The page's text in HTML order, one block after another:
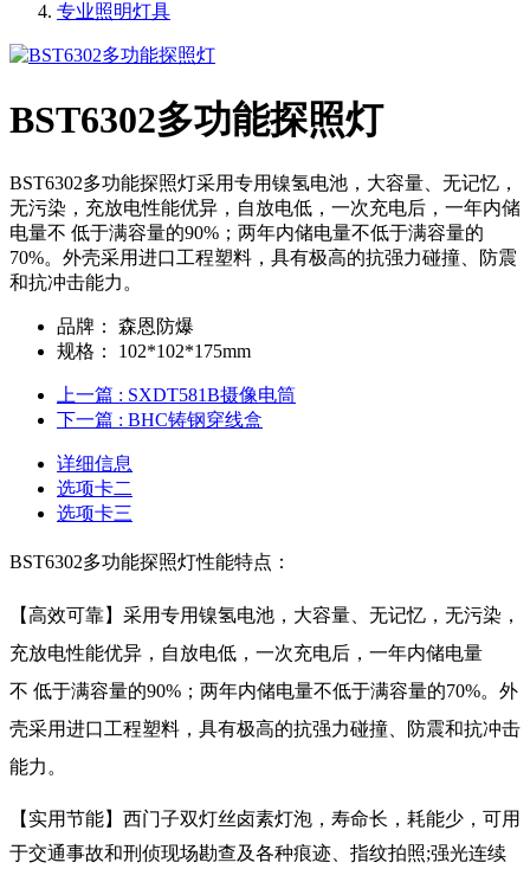
专业照明灯具
BST6302多功能探照灯
BST6302多功能探照灯采用专用镍氢电池，大容量、无记忆，
无污染，充放电性能优异，自放电低，一次充电后，一年内储
电量不 低于满容量的90%；两年内储电量不低于满容量的
70%。外壳采用进口工程塑料，具有极高的抗强力碰撞、防震
和抗冲击能力。
品牌：
森恩防爆
规格：
102*102*175mm
上一篇 : SXDT581B摄像电筒
下一篇 : BHC铸钢穿线盒
详细信息
选项卡二
选项卡三
BST6302多功能探照灯性能特点：
【高效可靠】 采用专用镍氢电池，大容量、无记忆，无污染，
充放电性能优异，自放电低，一次充电后，一年内储电量
不 低于满容量的90% ；两年内储电量不低于满容量的70%。外
壳采用进口工程塑料，具有极高的抗强力碰撞、防震和抗冲击
能力。
【实用节能】西门子双灯丝卤素灯泡，寿命长，耗能少，可用
于交通事故和刑侦现场勘查及各种痕迹、指纹拍照;强光连续